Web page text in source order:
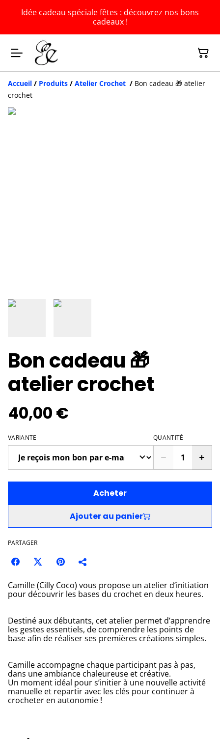
Idée cadeau spéciale fêtes : découvrez nos bons
cadeaux !
Accueil / Produits / Atelier Crochet / Bon cadeau 🎁 atelier
crochet
Bon cadeau 🎁
atelier crochet
40,00 €
VARIANTE QUANTITÉ
Acheter
Ajouter au panier
PARTAGER
Camille (Cilly Coco) vous propose un atelier d’initiation
pour découvrir les bases du crochet en deux heures.
Destiné aux débutants, cet atelier permet d’apprendre
les gestes essentiels, de comprendre les points de
base afin de réaliser ses premières créations simples.
Camille accompagne chaque participant pas à pas,
dans une ambiance chaleureuse et créative.
Un moment idéal pour s’initier à une nouvelle activité
manuelle et repartir avec les clés pour continuer à
crocheter en autonomie !